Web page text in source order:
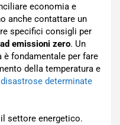
economia e
anche contattare un
specifici consigli per
emissioni zero. Un
fondamentale per fare
della temperatura e
determinate
settore energetico.